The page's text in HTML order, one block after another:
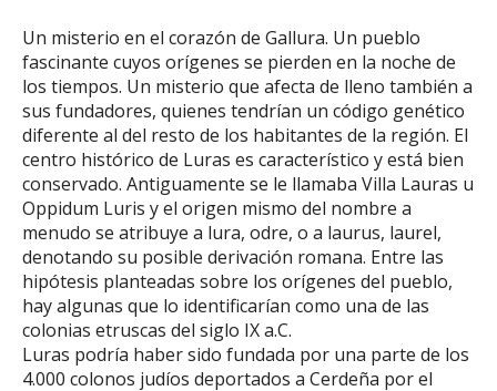
Un misterio en el corazón de Gallura. Un pueblo
fascinante cuyos orígenes se pierden en la noche de
los tiempos. Un misterio que afecta de lleno también a
sus fundadores, quienes tendrían un código genético
diferente al del resto de los habitantes de la región. El
centro histórico de Luras es característico y está bien
conservado. Antiguamente se le llamaba Villa Lauras u
Oppidum Luris y el origen mismo del nombre a
menudo se atribuye a lura, odre, o a laurus, laurel,
denotando su posible derivación romana. Entre las
hipótesis planteadas sobre los orígenes del pueblo,
hay algunas que lo identificarían como una de las
colonias etruscas del siglo IX a.C.
Luras podría haber sido fundada por una parte de los
4.000 colonos judíos deportados a Cerdeña por el